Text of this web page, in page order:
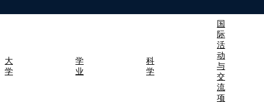
大
学
学
业
科
学
国
际
活
动
与
交
流
项